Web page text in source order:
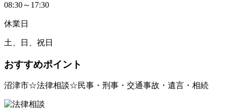
08:30～17:30
休業日
土、日、祝日
おすすめポイント
沼津市☆法律相談☆民事・刑事・交通事故・遺言・相続